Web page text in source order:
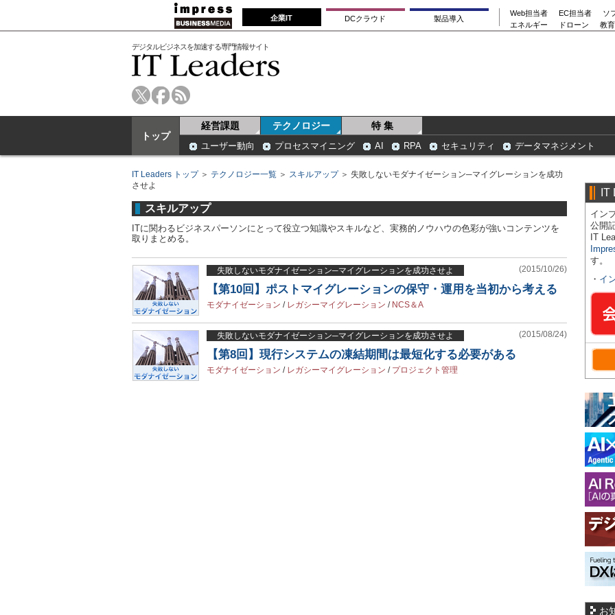
企業IT DCクラウド 製品導入
Web担当者 EC担当者
ソ
エネルギー
ドローン 教
デジタルビジネスを加速する専門情報サイト
トップ
経営課題 テクノロジー 特 集
ユーザー動向 プロセスマイニング AI RPA セキュリティ データマネジメント
IT Leaders トップ＞ テクノロジー一覧 ＞ スキルアップ＞ 失敗しないモダナイゼーション─マイグレーションを成功
させよ
スキルアップ
ITに関わるビジネスパーソンにとって役立つ知識やスキルなど、実務的ノウハウの色彩が強いコンテンツを
取りまとめる。
失敗しないモダナイゼーション─マイグレーションを成功させよ (2015/10/26)
【第10回】ポストマイグレーションの保守・運用を当初から考える
モダナイゼーション / レガシーマイグレーション / NCS＆A
失敗しないモダナイゼーション─マイグレーションを成功させよ (2015/08/24)
【第8回】現行システムの凍結期間は最短化する必要がある
モダナイゼーション / レガシーマイグレーション / プロジェクト管理
IT
イン
公開
IT
す。
・ イ
お